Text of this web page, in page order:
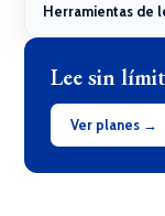
Herramientas de
Lee sin
Ver planes →